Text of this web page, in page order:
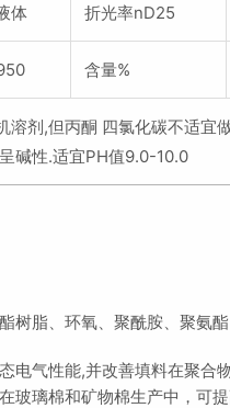
体 折光率nD25
含量%
溶剂,但丙酮 四氯化碳不适宜
碱性.适宜PH值9.0-10.0
树脂、环氧、聚酰胺、聚氨酯
电气性能,并改善填料在聚合
璃棉和矿物棉生产中，可